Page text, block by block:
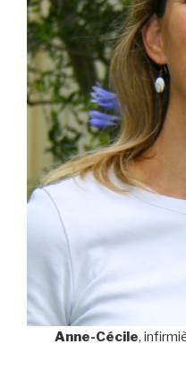
Anne-Cécile,